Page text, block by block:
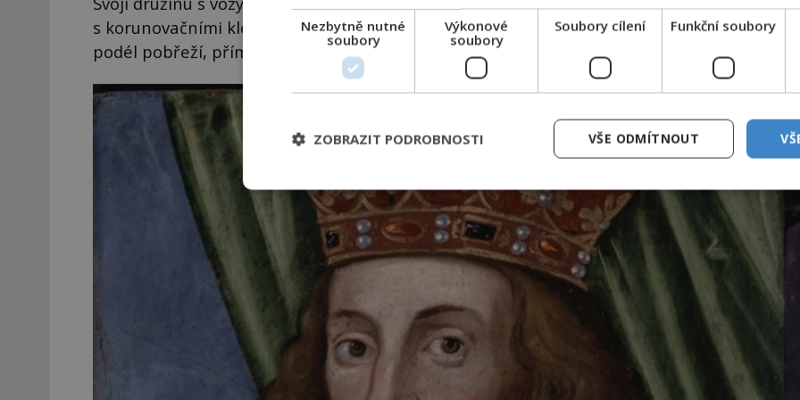
s korunovačními klenoty, které zdědil po své babičce, německé císařovně, poslal cestou
podél pobřeží, přímo přes Wash, tedy mezi bažinami.
Nezbytně nutné
soubory
Výkonové
soubory
Soubory cílení Funkční soubory
VŠE ODMÍTNOUT
ZOBRAZIT PODROBNOSTI